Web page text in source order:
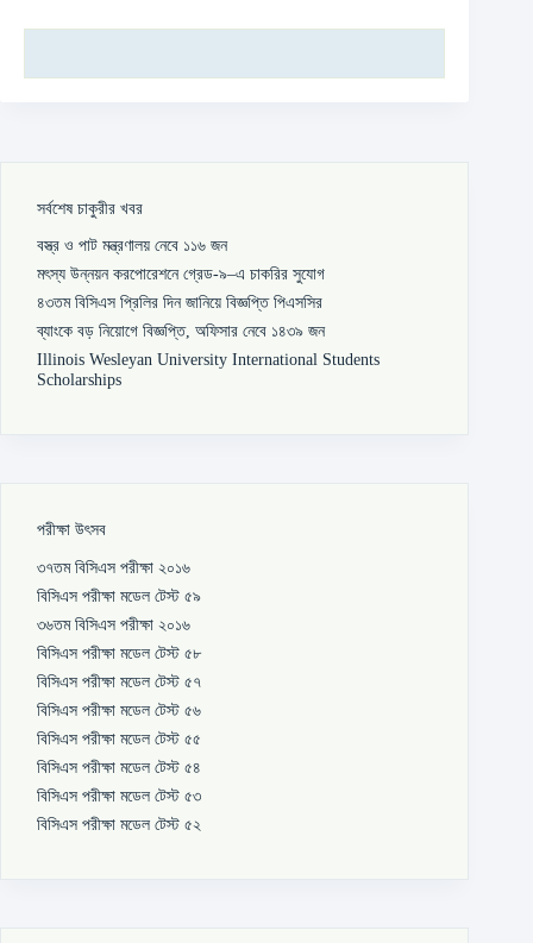
সর্বশেষ চাকুরীর খবর
বস্ত্র ও পাট মন্ত্রণালয় নেবে ১১৬ জন
মৎস্য উন্নয়ন করপোরেশনে গ্রেড-৯–এ চাকরির সুযোগ
৪৩তম বিসিএস প্রিলির দিন জানিয়ে বিজ্ঞপ্তি পিএসসির
ব্যাংকে বড় নিয়োগে বিজ্ঞপ্তি, অফিসার নেবে ১৪৩৯ জন
Illinois Wesleyan University International Students
Scholarships
পরীক্ষা উৎসব
৩৭তম বিসিএস পরীক্ষা ২০১৬
বিসিএস পরীক্ষা মডেল টেস্ট ৫৯
৩৬তম বিসিএস পরীক্ষা ২০১৬
বিসিএস পরীক্ষা মডেল টেস্ট ৫৮
বিসিএস পরীক্ষা মডেল টেস্ট ৫৭
বিসিএস পরীক্ষা মডেল টেস্ট ৫৬
বিসিএস পরীক্ষা মডেল টেস্ট ৫৫
বিসিএস পরীক্ষা মডেল টেস্ট ৫৪
বিসিএস পরীক্ষা মডেল টেস্ট ৫৩
বিসিএস পরীক্ষা মডেল টেস্ট ৫২